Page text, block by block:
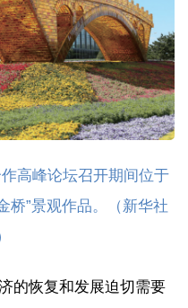
高峰论坛召开期间位于
桥”景观作品。（新华社
的恢复和发展迫切需要